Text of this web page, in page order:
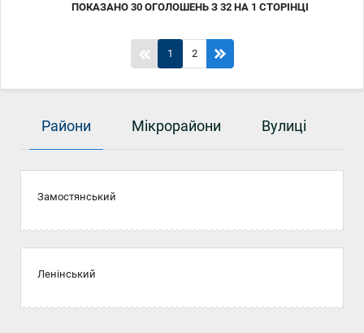
ПОКАЗАНО 30 ОГОЛОШЕНЬ З 32 НА 1 СТОРІНЦІ
1 2
Райони Мікрорайони Вулиці
Замостянський
Ленінський